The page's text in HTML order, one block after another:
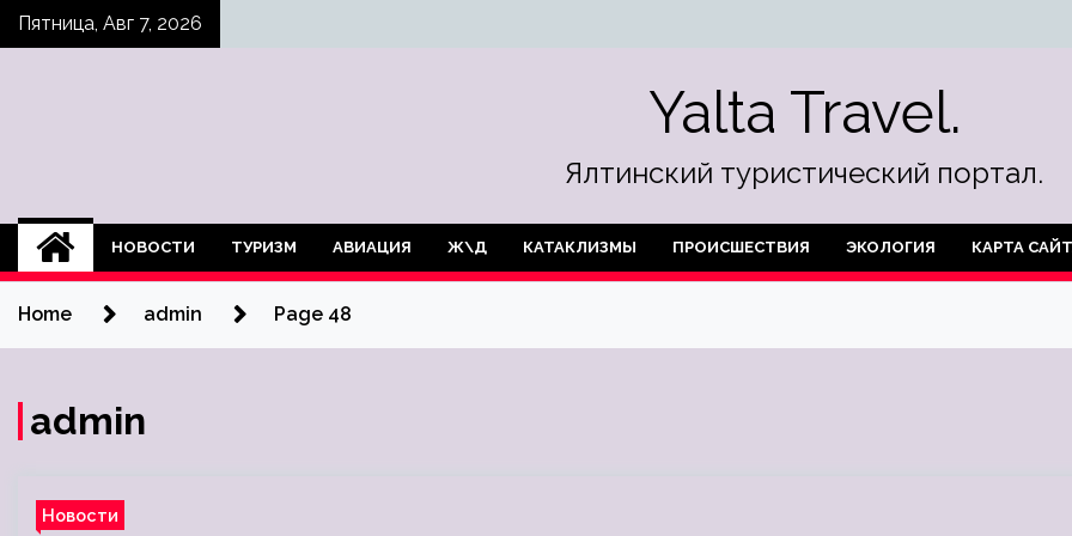
SkipПятница, Авг 7, 2026
Yalta Travel.
Ялтинский туристический портал.
НОВОСТИ ТУРИЗМ АВИАЦИЯ Ж\Д КАТАКЛИЗМЫ ПРОИСШЕСТВИЯ ЭКОЛОГИЯ КАРТА
Home admin Page 48
admin
Новости